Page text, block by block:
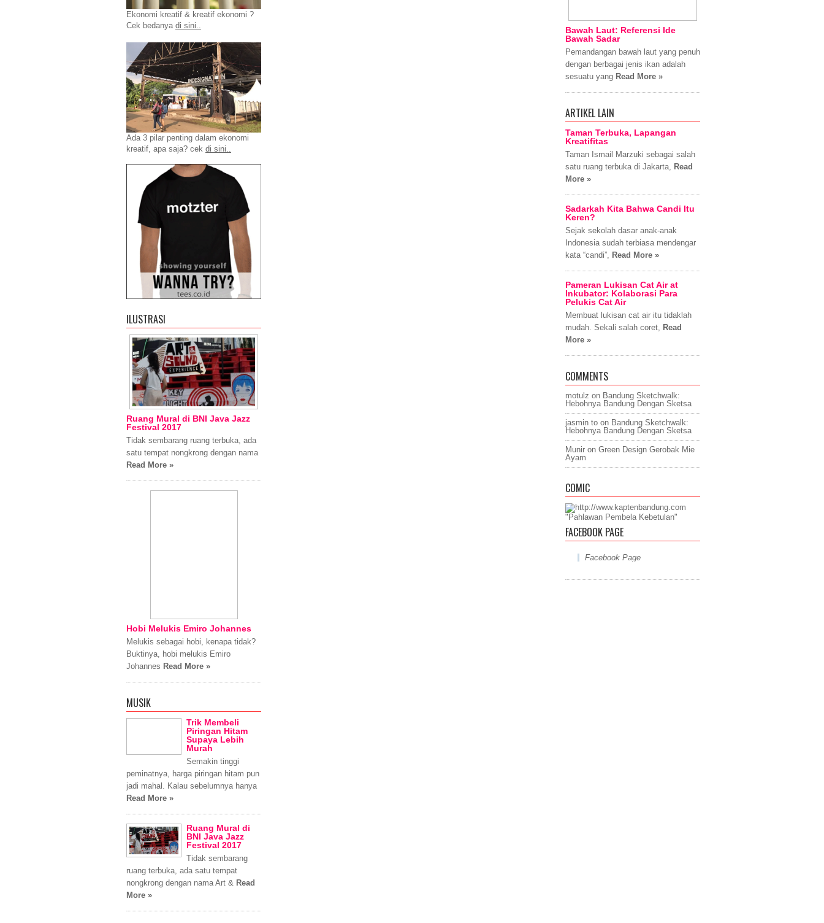
Ekonomi kreatif & kreatif ekonomi ?
Cek bedanya di sini..
Ada 3 pilar penting dalam ekonomi
kreatif, apa saja? cek di sini..
ILUSTRASI
Ruang Mural di BNI Java Jazz
Festival 2017
Tidak sembarang ruang terbuka, ada
satu tempat nongkrong dengan nama
Read More »
Hobi Melukis Emiro Johannes
Melukis sebagai hobi, kenapa tidak?
Buktinya, hobi melukis Emiro
Johannes Read More »
MUSIK
Trik Membeli
Piringan Hitam
Supaya Lebih
Murah
Semakin tinggi
peminatnya, harga piringan hitam pun
jadi mahal. Kalau sebelumnya hanya
Read More »
Ruang Mural di
BNI Java Jazz
Festival 2017
Tidak sembarang
ruang terbuka, ada satu tempat
nongkrong dengan nama Art & Read
More »
Bawah Laut: Referensi Ide
Bawah Sadar
Pemandangan bawah laut yang penuh
dengan berbagai jenis ikan adalah
sesuatu yang Read More »
ARTIKEL LAIN
Taman Terbuka, Lapangan
Kreatifitas
Taman Ismail Marzuki sebagai salah
satu ruang terbuka di Jakarta, Read
More »
Sadarkah Kita Bahwa Candi Itu
Keren?
Sejak sekolah dasar anak-anak
Indonesia sudah terbiasa mendengar
kata “candi”, Read More »
Pameran Lukisan Cat Air at
Inkubator: Kolaborasi Para
Pelukis Cat Air
Membuat lukisan cat air itu tidaklah
mudah. Sekali salah coret, Read
More »
COMMENTS
motulz on Bandung Sketchwalk:
Hebohnya Bandung Dengan Sketsa
jasmin to on Bandung Sketchwalk:
Hebohnya Bandung Dengan Sketsa
Munir on Green Design Gerobak Mie
Ayam
COMIC
"Pahlawan Pembela Kebetulan"
FACEBOOK PAGE
Facebook Page